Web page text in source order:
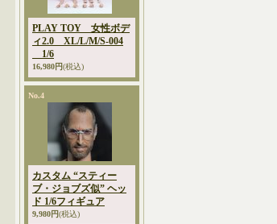
PLAY TOY 女性ボデ
ィ2.0 XL/L/M/S-004
1/6
16,980円(税込)
No.4
カスタム “スティー
ブ・ジョブズ似” ヘッ
ド 1/6フィギュア
9,980円(税込)